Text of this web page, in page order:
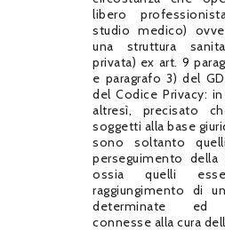
libero
studio medico)
una struttura
privata) ex art. 9
e paragrafo 3) del
del Codice Privacy:
altresì, precisato
soggetti alla base
sono soltanto
perseguimento della
ossia quelli
raggiungimento di
determinate ed
connesse alla cura